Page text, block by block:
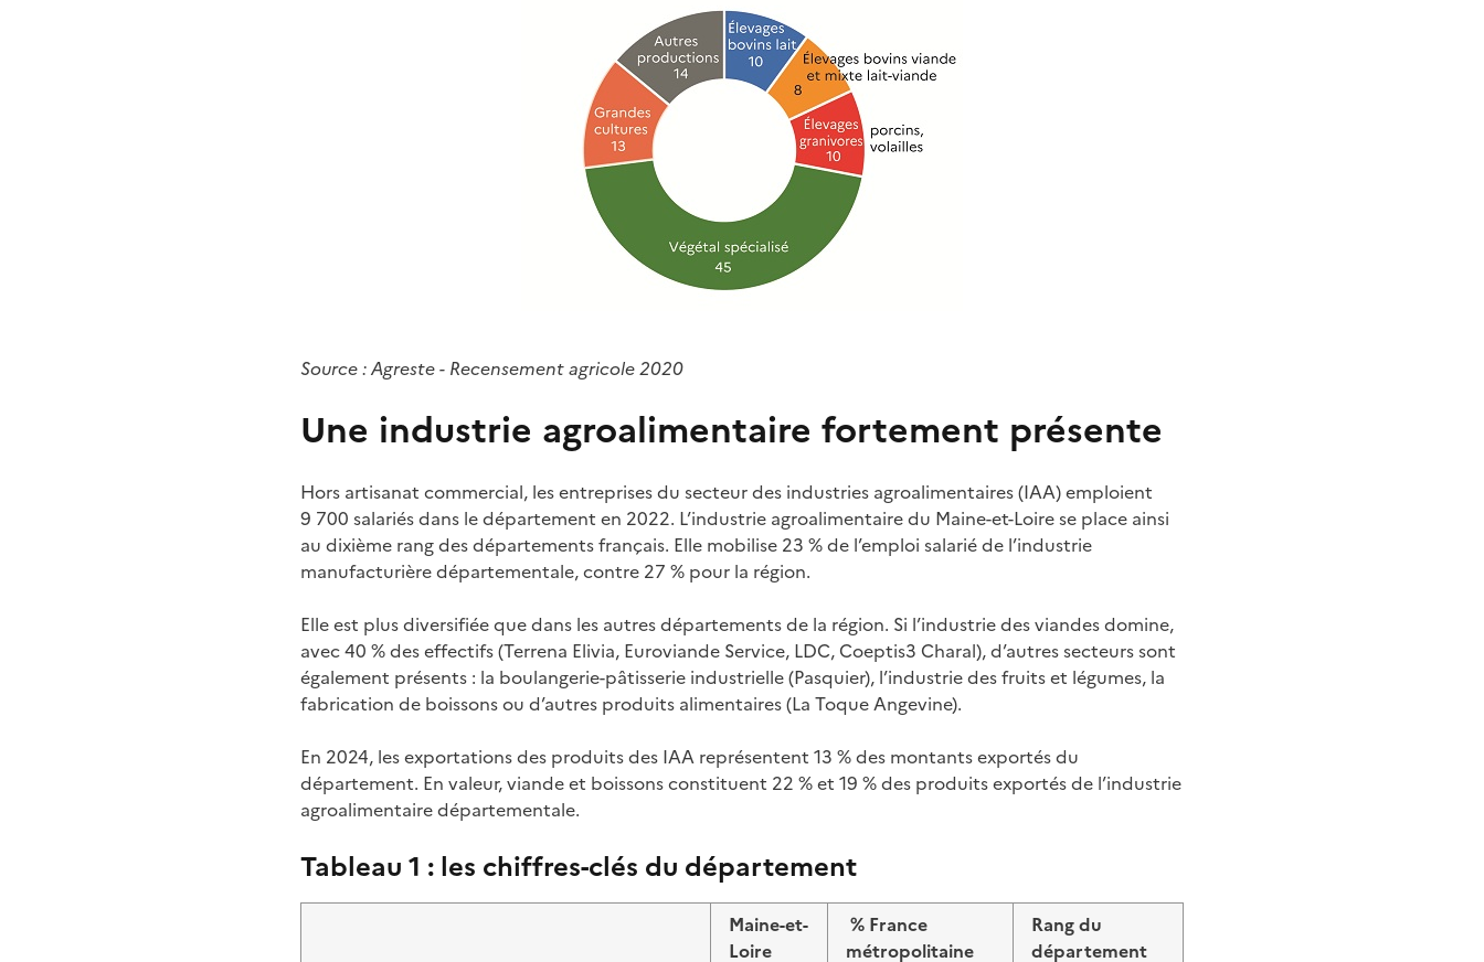
Source : Agreste - Recensement agricole 2020
Une industrie agroalimentaire fortement présente
Hors artisanat commercial, les entreprises du secteur des industries agroalimentaires (IAA) emploient
9 700 salariés dans le département en 2022. L’industrie agroalimentaire du Maine-et-Loire se place ainsi
au dixième rang des départements français. Elle mobilise 23 % de l’emploi salarié de l’industrie
manufacturière départementale, contre 27 % pour la région.
Elle est plus diversifiée que dans les autres départements de la région. Si l’industrie des viandes domine,
avec 40 % des effectifs (Terrena Elivia, Euroviande Service, LDC, Coeptis3 Charal), d’autres secteurs sont
également présents : la boulangerie-pâtisserie industrielle (Pasquier), l’industrie des fruits et légumes, la
fabrication de boissons ou d’autres produits alimentaires (La Toque Angevine).
En 2024, les exportations des produits des IAA représentent 13 % des montants exportés du
département. En valeur, viande et boissons constituent 22 % et 19 % des produits exportés de l’industrie
agroalimentaire départementale.
Tableau 1 : les chiffres-clés du département
Maine-et-
Loire
% France
métropolitaine
Rang du
département